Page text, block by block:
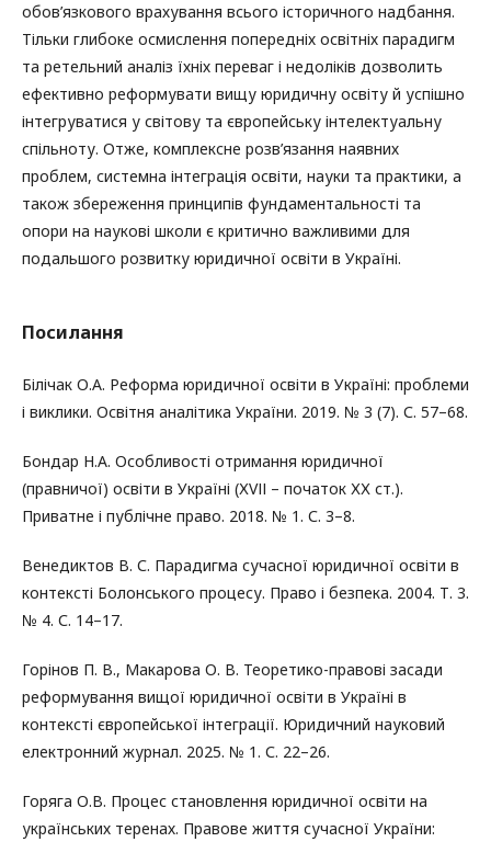
обов’язкового врахування всього історичного надбання.
Тільки глибоке осмислення попередніх освітніх парадигм
та ретельний аналіз їхніх переваг і недоліків дозволить
ефективно реформувати вищу юридичну освіту й успішно
інтегруватися у світову та європейську інтелектуальну
спільноту. Отже, комплексне розв’язання наявних
проблем, системна інтеграція освіти, науки та практики, а
також збереження принципів фундаментальності та
опори на наукові школи є критично важливими для
подальшого розвитку юридичної освіти в Україні.
Посилання
Білічак О.А. Реформа юридичної освіти в Україні: проблеми
і виклики. Освітня аналітика України. 2019. № 3 (7). С. 57–68.
Бондар Н.А. Особливості отримання юридичної
(правничої) освіти в Україні (ХVІІ – початок ХХ ст.).
Приватне і публічне право. 2018. № 1. С. 3–8.
Венедиктов В. С. Парадигма сучасної юридичної освіти в
контексті Болонського процесу. Право і безпека. 2004. Т. 3.
№ 4. С. 14–17.
Горінов П. В., Макарова О. В. Теоретико-правові засади
реформування вищої юридичної освіти в Україні в
контексті європейської інтеграції. Юридичний науковий
електронний журнал. 2025. № 1. С. 22–26.
Горяга О.В. Процес становлення юридичної освіти на
українських теренах. Правове життя сучасної України: